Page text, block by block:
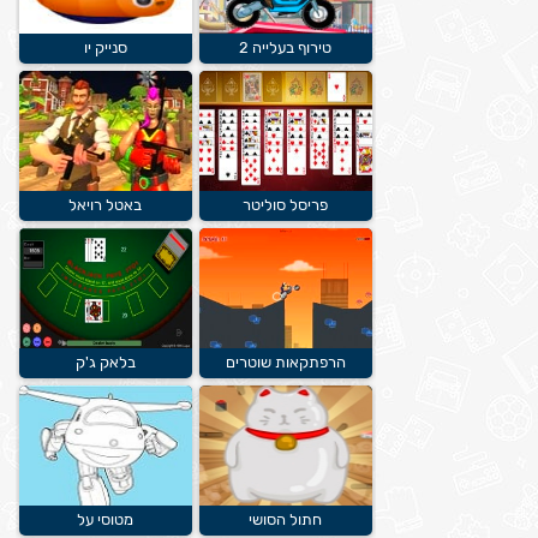
טירוף בעלייה 2 סנייק יו
פריסל סוליטר באטל רויאל
הרפתקאות שוטרים בלאק ג'ק
חתול הסושי מטוסי על